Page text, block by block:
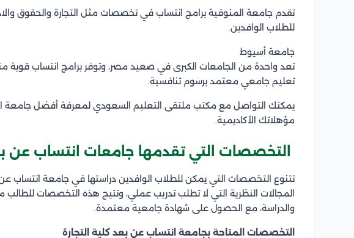
تقدم جامعة المنوفية برامج انتساب في تخصصات مثل التجارة والحقوق
للطلاب الوافدين.
جامعة أسيوط
تعد واحدة من الجامعات الكبرى في صعيد مصر، وتوفر برامج انتساب قوية
تعليم جامعي معتمد برسوم تنافسية.
يمكنك التواصل مع مكتب ملتقى التعليم السعودي لمعرفة أفضل جامعة
مؤهلاتك الأكاديمية.
التخصصات التي تقدمها جامعات انتساب عن
تتنوع التخصصات التي يمكن للطلاب الوافدين دراستها في جامعة
المجالات النظرية التي لا تطلب تدريب عملي، وتتيح هذه التخصصات للطالب
والدراسة، مع الحصول على شهادة جامعية معتمدة.
التخصصات المتاحة بجامعة انتساب عن بعد كلية التجارة